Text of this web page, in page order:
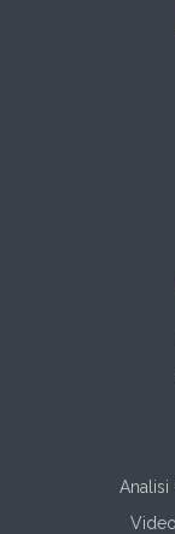
Analisi